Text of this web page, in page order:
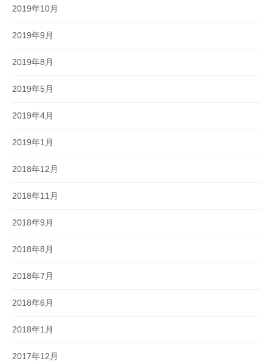
2019年10月
2019年9月
2019年8月
2019年5月
2019年4月
2019年1月
2018年12月
2018年11月
2018年9月
2018年8月
2018年7月
2018年6月
2018年1月
2017年12月